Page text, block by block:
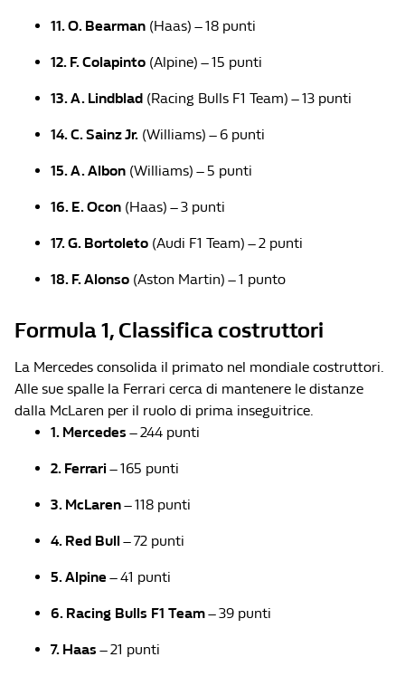
11. O. Bearman (Haas) – 18 punti
12. F. Colapinto (Alpine) – 15 punti
13. A. Lindblad (Racing Bulls F1 Team) – 13 punti
14. C. Sainz Jr. (Williams) – 6 punti
15. A. Albon (Williams) – 5 punti
16. E. Ocon (Haas) – 3 punti
17. G. Bortoleto (Audi F1 Team) – 2 punti
18. F. Alonso (Aston Martin) – 1 punto
Formula 1, Classifica costruttori
La Mercedes consolida il primato nel mondiale costruttori.
Alle sue spalle la Ferrari cerca di mantenere le distanze
dalla McLaren per il ruolo di prima inseguitrice.
1. Mercedes – 244 punti
2. Ferrari– 165 punti
3. McLaren– 118 punti
4. Red Bull – 72 punti
5. Alpine – 41 punti
6. Racing Bulls F1 Team– 39 punti
7. Haas – 21 punti